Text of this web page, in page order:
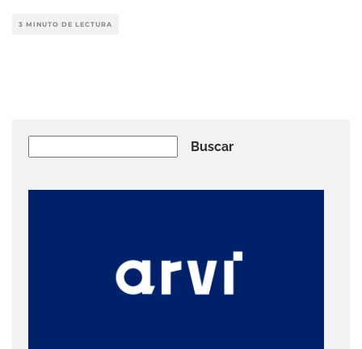
3 MINUTO DE LECTURA
Buscar